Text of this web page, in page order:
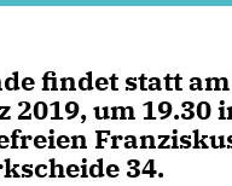
findet statt
2019, um 19.30
34.